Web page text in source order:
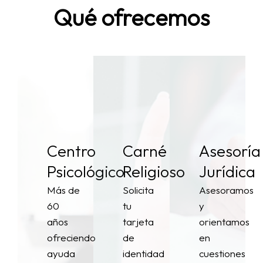
Qué ofrecemos
Centro
Psicológico
Más de
60
años
ofreciendo
ayuda
Carné
Religioso
Solicita
tu
tarjeta
de
identidad
Asesoría
Jurídica
Asesoramos
y
orientamos
en
cuestiones